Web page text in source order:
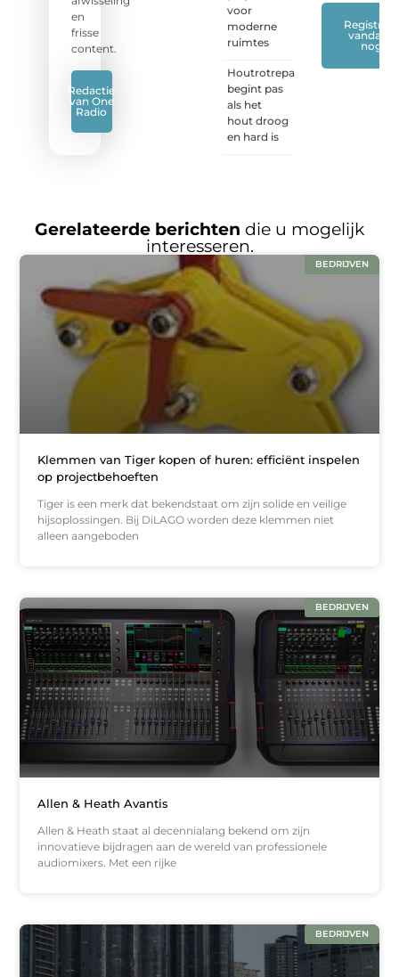
en
frisse
content.
Redactie
van One
Radio
voor
moderne
ruimtes
Houtrotreparatie
begint pas
als het
hout droog
en hard is
Registreer
vandaag
nog
Gerelateerde berichten die u mogelijk
interesseren.
BEDRIJVEN
Klemmen van Tiger kopen of huren: efficiënt inspelen
op projectbehoeften
Tiger is een merk dat bekendstaat om zijn solide en veilige
hijsoplossingen. Bij DiLAGO worden deze klemmen niet
alleen aangeboden
BEDRIJVEN
Allen & Heath Avantis
Allen & Heath staat al decennialang bekend om zijn
innovatieve bijdragen aan de wereld van professionele
audiomixers. Met een rijke
BEDRIJVEN